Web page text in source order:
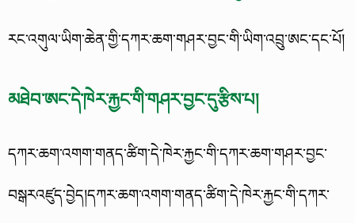
རང་འགུལ་ཡིག་ཆེན་གྱི་དཀར་ཆག་གཤར་བྱང་གི་ཡིག་འབྲུ་ཨང་དང་པོ།
མཐེབ་ཨང་དེ་ཁེར་རྐྱང་གི་གཤར་བྱང་དུ་རྩིས་པ།
དཀར་ཆག་འགག་གནད་ཚིག་དེ་ཁེར་རྐྱང་གི་དཀར་ཆག་གཤར་བྱང་
བསྒརའཛུད་བྱེད།དཀར་ཆག་འགག་གནད་ཚིག་དེ་ཁེར་རྐྱང་གི་དཀར་